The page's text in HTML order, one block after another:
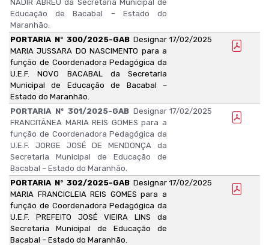
NADIR ABREU da Secretaria Municipal de
Educação de Bacabal – Estado do
Maranhão.
PORTARIA Nº 300/2025-GAB Designar
MARIA JUSSARA DO NASCIMENTO para a
função de Coordenadora Pedagógica da
U.E.F. NOVO BACABAL da Secretaria
Municipal de Educação de Bacabal –
Estado do Maranhão.
17/02/2025
PORTARIA Nº 301/2025-GAB Designar
FRANCITÂNEA MARIA REIS GOMES para a
função de Coordenadora Pedagógica da
U.E.F. JORGE JOSÉ DE MENDONÇA da
Secretaria Municipal de Educação de
Bacabal – Estado do Maranhão.
17/02/2025
PORTARIA Nº 302/2025-GAB Designar
MARIA FRANCICLEIA REIS GOMES para a
função de Coordenadora Pedagógica da
U.E.F. PREFEITO JOSÉ VIEIRA LINS da
Secretaria Municipal de Educação de
Bacabal – Estado do Maranhão.
17/02/2025